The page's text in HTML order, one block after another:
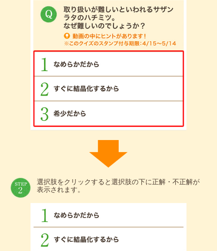
選択肢をクリックすると選択肢の下に正解・不正解が
表示されます。